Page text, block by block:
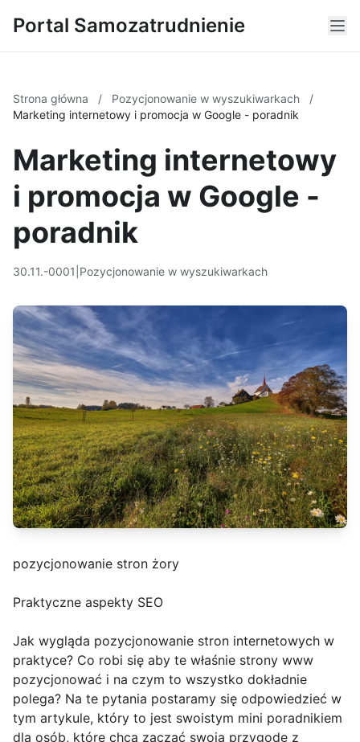
Portal Samozatrudnienie
Strona główna / Pozycjonowanie w wyszukiwarkach
/
Marketing internetowy i promocja w Google - poradnik
Marketing internetowy
i promocja w Google -
poradnik
30.11.-0001 Pozycjonowanie w wyszukiwarkach
pozycjonowanie stron żory
Praktyczne aspekty SEO
Jak wygląda pozycjonowanie stron internetowych w
praktyce? Co robi się aby te właśnie strony www
pozycjonować i na czym to wszystko dokładnie
polega? Na te pytania postaramy się odpowiedzieć w
tym artykule, który to jest swoistym mini poradnikiem
dla osób, które chcą zacząć swoją przygodę z